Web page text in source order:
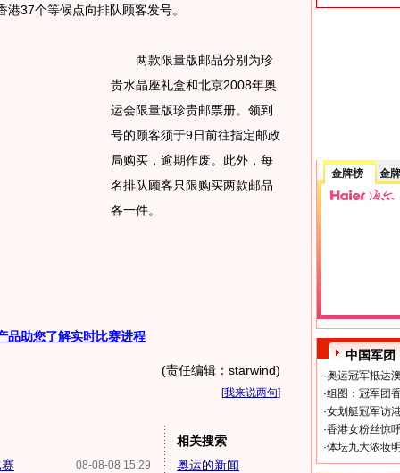
37个等候点向排队顾客发号。
两款限量版邮品分别为珍
贵水晶座礼盒和北京2008年奥
运会限量版珍贵邮票册。领到
号的顾客须于9日前往指定邮政
局购买，逾期作废。此外，每
名排队顾客只限购买两款邮品
各一件。
品助您了解实时比赛进程
(责任编辑：starwind)
[我来说两句]
08-08-08 15:29
相关搜索
奥运的新闻
金牌榜 金
中国军团
·奥运冠军抵达
·组图：冠军团
·女划艇冠军访
·香港女粉丝惊
·体坛九大浓妆